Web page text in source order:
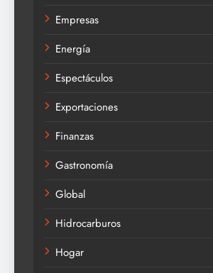
Empresas
Energía
Espectáculos
Exportaciones
Finanzas
Gastronomía
Global
Hidrocarburos
Hogar